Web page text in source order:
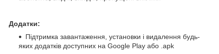
Додатки:
Підтримка завантаження, установки і видалення будь-
яких додатків доступних на Google Play або .apk